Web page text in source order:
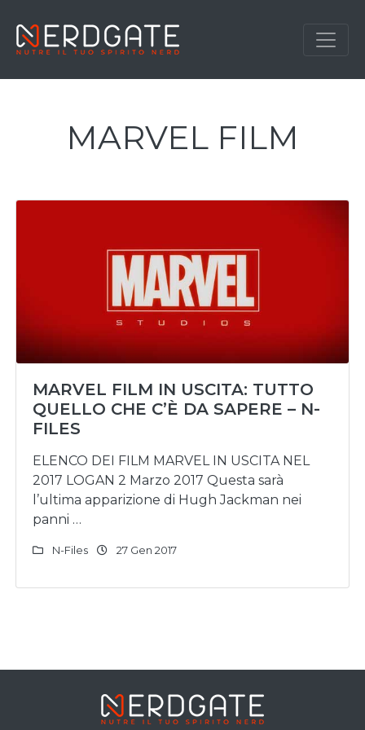
MARVEL FILM
MARVEL FILM IN USCITA: TUTTO
QUELLO CHE C’È DA SAPERE – N-
FILES
ELENCO DEI FILM MARVEL IN USCITA NEL
2017 LOGAN 2 Marzo 2017 Questa sarà
l’ultima apparizione di Hugh Jackman nei
panni …
N-Files 27 Gen 2017